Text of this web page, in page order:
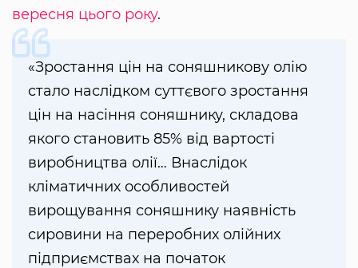
вересня цього року.
«Зростання цін на соняшникову олію
стало наслідком суттєвого зростання
цін на насіння соняшнику, складова
якого становить 85% від вартості
виробництва олії… Внаслідок
кліматичних особливостей
вирощування соняшнику наявність
сировини на переробних олійних
підприємствах на початок